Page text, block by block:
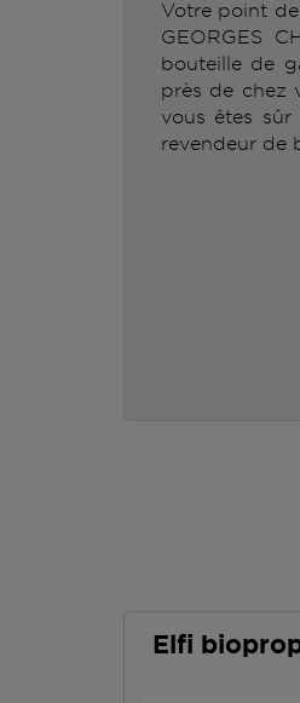
Votre point
GEORGES
bouteille de
près de chez
vous êtes
revendeur de
Elfi